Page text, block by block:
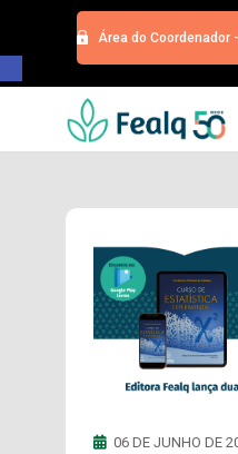
Barra de
Área do Coordenador
HOME
PROGRAMA
TRABALHE
NOTÍCIAS
CONTATO
06 DE JUNHO DE